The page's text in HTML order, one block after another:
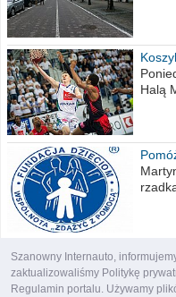
Szanowny Internauto,
zaktualizowaliśmy Politykę
Regulamin portalu. Używamy
Halą